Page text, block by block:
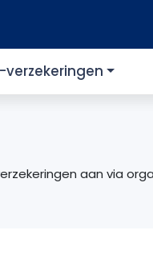
verzekeringen
aan via